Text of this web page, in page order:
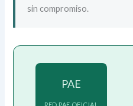
sin compromiso.
PAE